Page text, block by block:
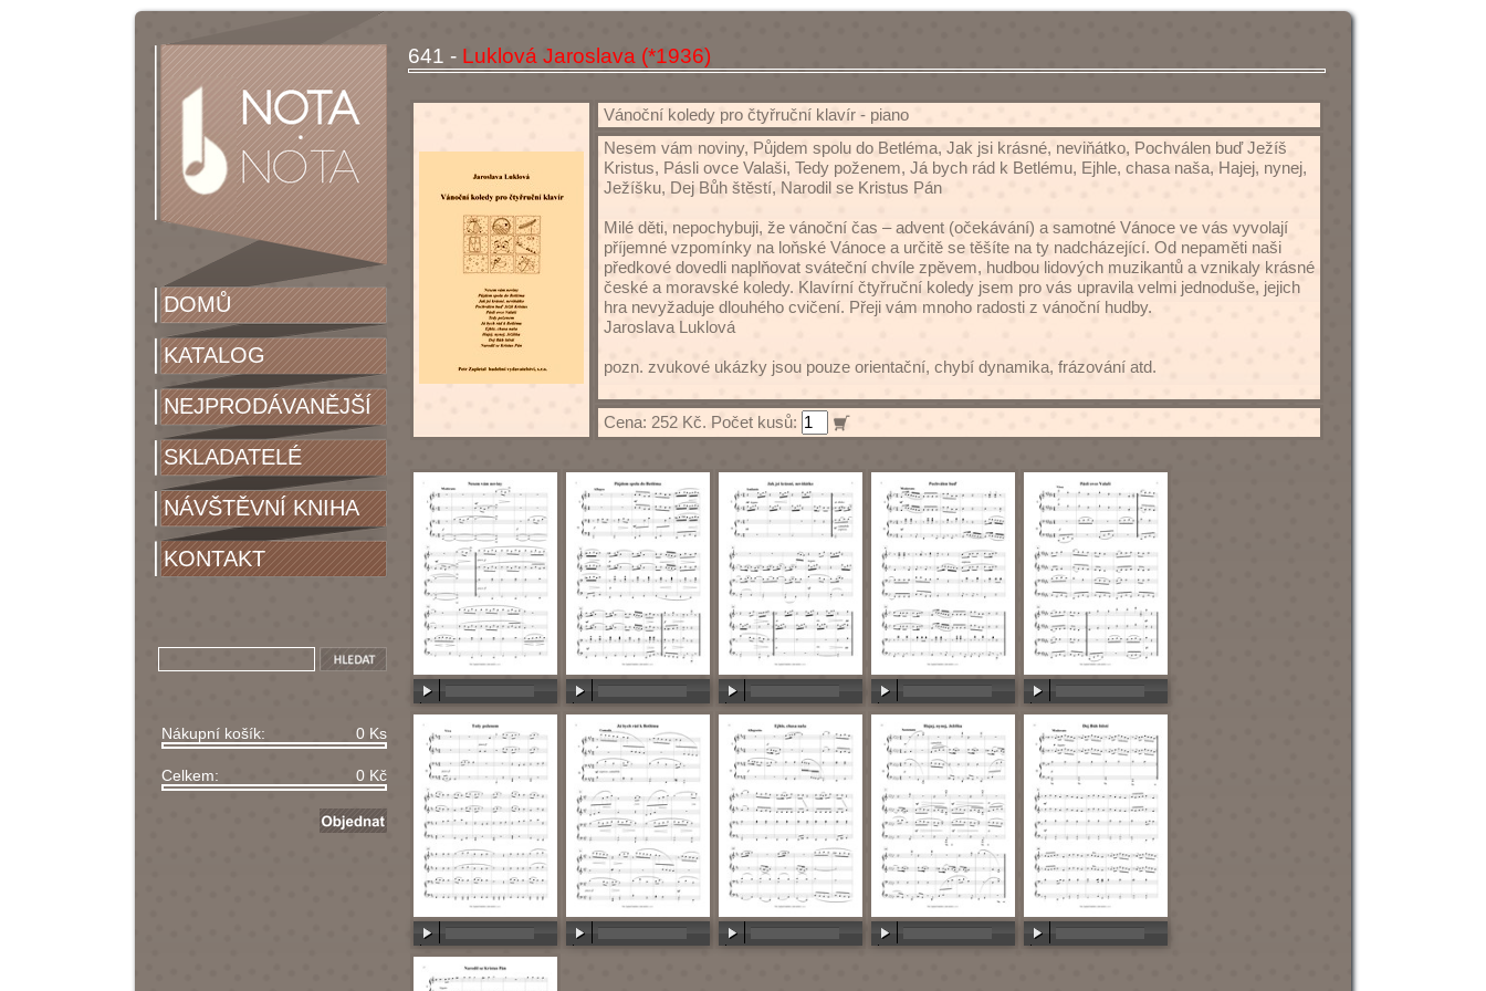
DOMŮ
KATALOG
NEJPRODÁVANĚJŠÍ
SKLADATELÉ
NÁVŠTĚVNÍ KNIHA
KONTAKT
Nákupní košík: 0 Ks
Celkem: 0 Kč
641 - Luklová Jaroslava (*1936)
Vánoční koledy pro čtyřruční klavír - piano
Nesem vám noviny, Půjdem spolu do Betléma, Jak jsi krásné, neviňátko, Pochválen buď Ježíš
Kristus, Pásli ovce Valaši, Tedy poženem, Já bych rád k Betlému, Ejhle, chasa naša, Hajej, nynej,
Ježíšku, Dej Bůh štěstí, Narodil se Kristus Pán
Milé děti, nepochybuji, že vánoční čas – advent (očekávání) a samotné Vánoce ve vás vyvolají
příjemné vzpomínky na loňské Vánoce a určitě se těšíte na ty nadcházející. Od nepaměti naši
předkové dovedli naplňovat sváteční chvíle zpěvem, hudbou lidových muzikantů a vznikaly krásné
české a moravské koledy. Klavírní čtyřruční koledy jsem pro vás upravila velmi jednoduše, jejich
hra nevyžaduje dlouhého cvičení. Přeji vám mnoho radosti z vánoční hudby.
Jaroslava Luklová
pozn. zvukové ukázky jsou pouze orientační, chybí dynamika, frázování atd.
Cena: 252 Kč. Počet kusů:
00:00/00:00 00:00/00:00 00:00/00:00 00:00/00:00 00:00/00:00
00:00/00:00